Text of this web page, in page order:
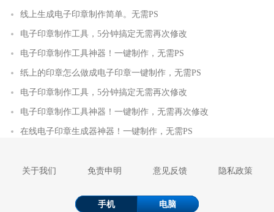
线上生成电子印章制作简单。无需PS
电子印章制作工具，5分钟搞定无需再次修改
电子印章制作工具神器！一键制作，无需PS
纸上的印章怎么做成电子印章一键制作，无需PS
电子印章制作工具，5分钟搞定无需再次修改
电子印章制作工具神器！一键制作，无需再次修改
在线电子印章生成器神器！一键制作，无需PS
关于我们 免责申明 意见反馈 隐私政策
手机 电脑